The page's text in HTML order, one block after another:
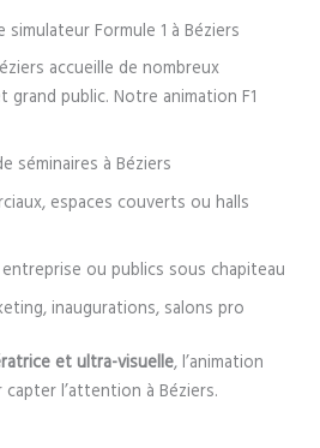
Formule 1 à Béziers
accueille de nombreux
grand public. Notre animation F1
séminaires à Béziers
espaces couverts ou halls
ou publics sous chapiteau
inaugurations, salons pro
et ultra-visuelle, l’animation
l’attention à Béziers.